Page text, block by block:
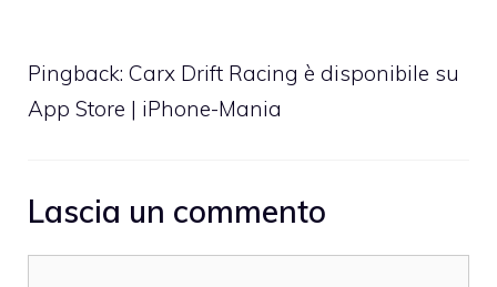
Pingback: Carx Drift Racing è disponibile su
App Store | iPhone-Mania
Lascia un commento